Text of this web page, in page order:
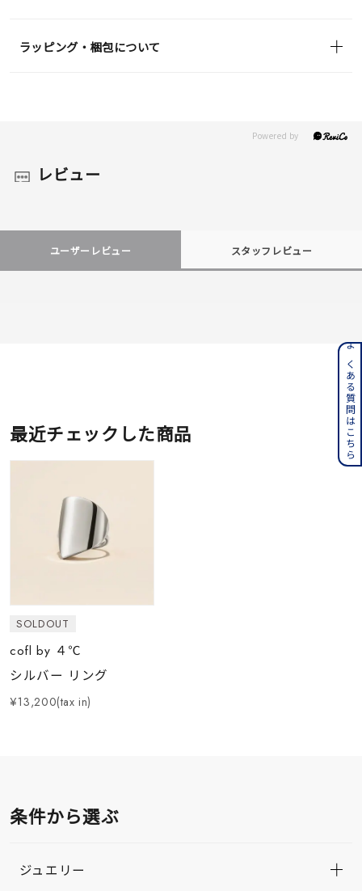
ラッピング・梱包について
レビュー
ユーザーレビュー スタッフレビュー
最近チェックした商品
SOLDOUT
cofl by ４℃
シルバー リング
¥13,200(tax in)
条件から選ぶ
ジュエリー
よくある質問はこちら